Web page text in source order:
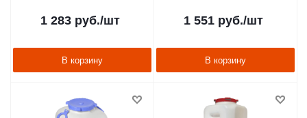
1 283руб./шт
В корзину
1 551руб./шт
В корзину